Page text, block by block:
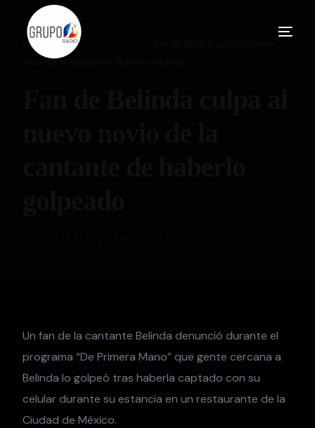
Home Blog
novio de la cantante de haberlo golpeado
Un fan de la cantante Belinda denunció durante el
programa “De Primera Mano” que gente cercana a
Belinda lo golpeó tras haberla captado con su
celular durante su estancia en un restaurante de la
Ciudad de México.